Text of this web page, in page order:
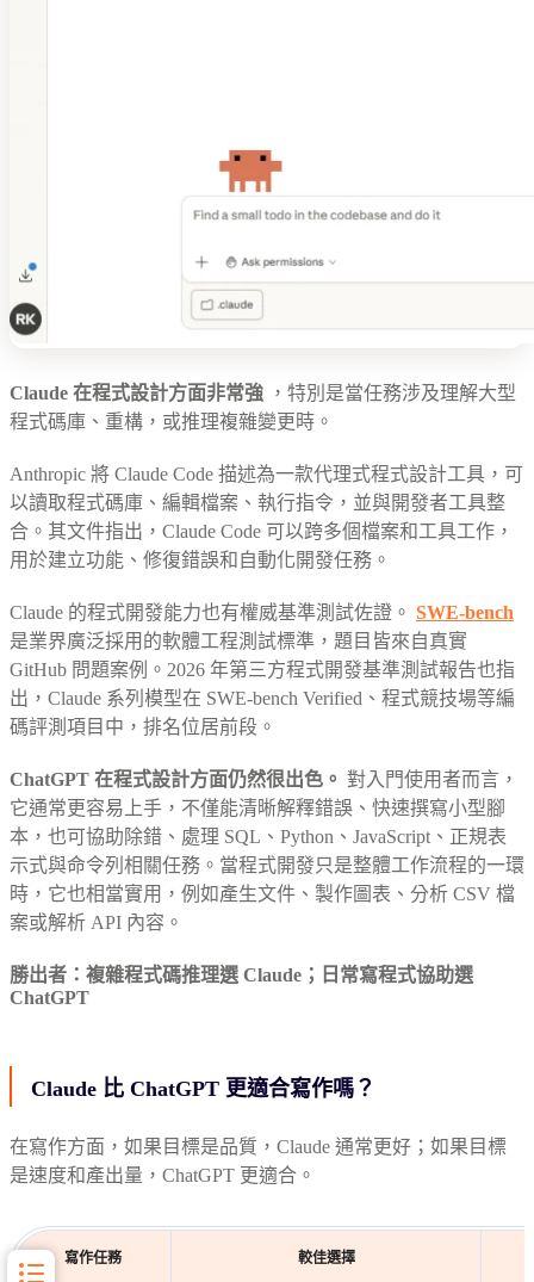
Claude 在程式設計方面非常強 ，特別是當任務涉及理解大型
程式碼庫、重構，或推理複雜變更時。
Anthropic 將 Claude Code 描述為一款代理式程式設計工具，可
以讀取程式碼庫、編輯檔案、執行指令，並與開發者工具整
合。其文件指出，Claude Code 可以跨多個檔案和工具工作，
用於建立功能、修復錯誤和自動化開發任務。
Claude 的程式開發能力也有權威基準測試佐證。 SWE-bench
是業界廣泛採用的軟體工程測試標準，題目皆來自真實
GitHub 問題案例。2026 年第三方程式開發基準測試報告也指
出，Claude 系列模型在 SWE‑bench Verified、程式競技場等編
碼評測項目中，排名位居前段。
ChatGPT 在程式設計方面仍然很出色。 對入門使用者而言，
它通常更容易上手，不僅能清晰解釋錯誤、快速撰寫小型腳
本，也可協助除錯、處理 SQL、Python、JavaScript、正規表
示式與命令列相關任務。當程式開發只是整體工作流程的一環
時，它也相當實用，例如產生文件、製作圖表、分析 CSV 檔
案或解析 API 內容。
勝出者：複雜程式碼推理選 Claude；日常寫程式協助選
ChatGPT
Claude 比 ChatGPT 更適合寫作嗎？
在寫作方面，如果目標是品質，Claude 通常更好；如果目標
是速度和產出量，ChatGPT 更適合。
寫作任務 較佳選擇